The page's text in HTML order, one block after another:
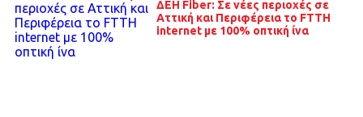
ΔΕΗ Fiber: Σε νέες περιοχές σε
Αττική και Περιφέρεια το FTTH
internet με 100% οπτική ίνα